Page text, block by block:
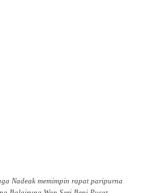
Nadeak memimpin rapat paripurna